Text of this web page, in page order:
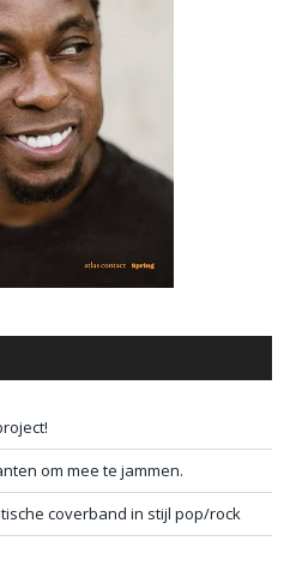
om mee te jammen.
coverband in stijl pop/rock